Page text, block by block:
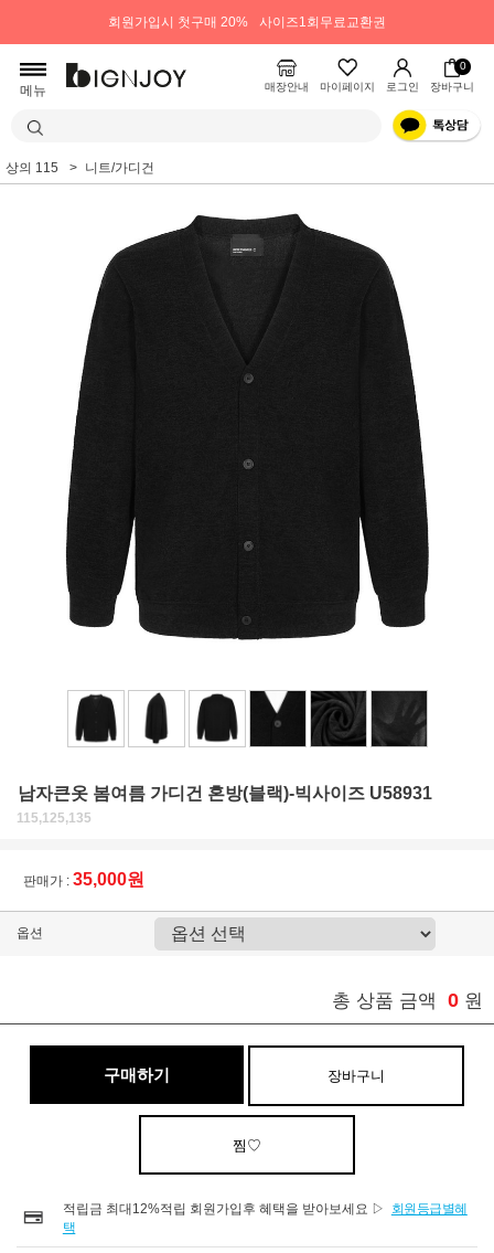
회원가입시 첫구매 20% 사이즈1회무료교환권
메뉴 매장안내 마이페이지 로그인
0
장바구니
상의 115 니트/가디건
남자큰옷 봄여름 가디건 혼방(블랙)-빅사이즈 U58931
115,125,135
판매가 : 35,000원
옵션
총 상품 금액 0 원
구매하기 장바구니
찜♡
적립금 최대12%적립 회원가입후 혜택을 받아보세요 ▷
회원등급별혜
택